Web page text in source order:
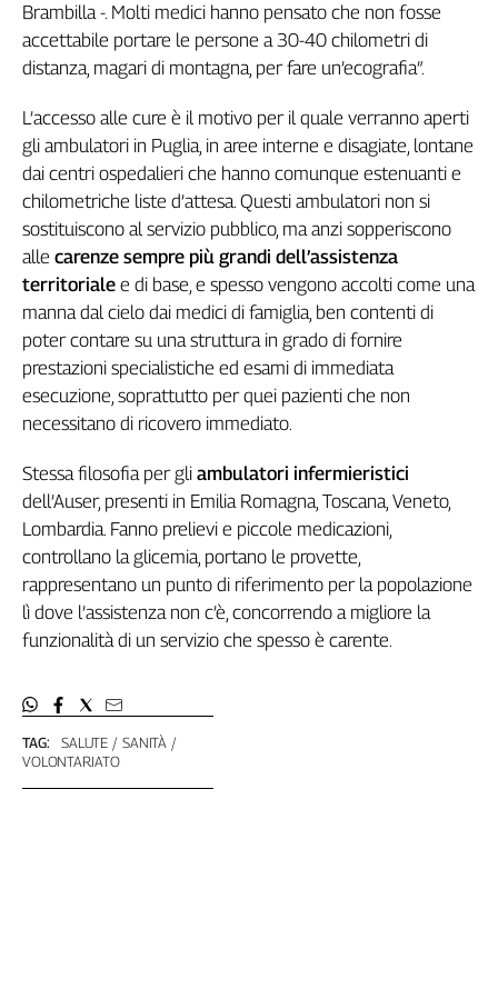
L'Italia
nel
Lavoro
Territori
Abruzzo-
Molise
Alto
Adige
Basilicata
Calabria
Campania
Emilia-
Romagna
Friuli
Venezia
Lazio
Liguria
Lombardia
Marche
Piemonte
Puglia
Sardegna
Toscana
Umbria
Valle
TAG: SALUTE
SANITÀ
VOLONTARIATO
Brambilla -. Molti medici hanno pensato che non fosse
accettabile portare le persone a 30-40 chilometri di
distanza, magari di montagna, per fare un’ecografia”.
L’accesso alle cure è il motivo per il quale verranno aperti
gli ambulatori in Puglia, in aree interne e disagiate, lontane
dai centri ospedalieri che hanno comunque estenuanti e
chilometriche liste d’attesa. Questi ambulatori non si
sostituiscono al servizio pubblico, ma anzi sopperiscono
alle carenze sempre più grandi dell’assistenza
territoriale e di base, e spesso vengono accolti come una
manna dal cielo dai medici di famiglia, ben contenti di
poter contare su una struttura in grado di fornire
prestazioni specialistiche ed esami di immediata
esecuzione, soprattutto per quei pazienti che non
necessitano di ricovero immediato.
Stessa filosofia per gli ambulatori infermieristici
dell’Auser, presenti in Emilia Romagna, Toscana, Veneto,
Lombardia. Fanno prelievi e piccole medicazioni,
controllano la glicemia, portano le provette,
rappresentano un punto di riferimento per la popolazione
lì dove l’assistenza non c’è, concorrendo a migliore la
funzionalità di un servizio che spesso è carente.